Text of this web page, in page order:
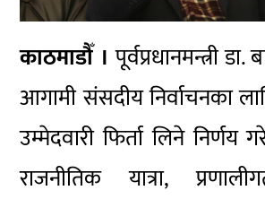
काठमाडौँ । पूर्वप्रधानमन्त्री
आगामी संसदीय निर्वाचनका
उम्मेदवारी फिर्ता लिने निर्णय
राजनीतिक यात्रा,